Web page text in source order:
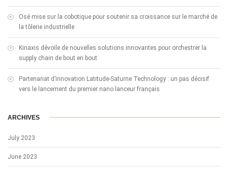
Osé mise sur la cobotique pour soutenir sa croissance sur le marché de
la tôlerie industrielle
Kinaxis dévoile de nouvelles solutions innovantes pour orchestrer la
supply chain de bout en bout
Partenariat d’innovation Latitude-Saturne Technology : un pas décisif
vers le lancement du premier nano lanceur français
ARCHIVES
July 2023
June 2023